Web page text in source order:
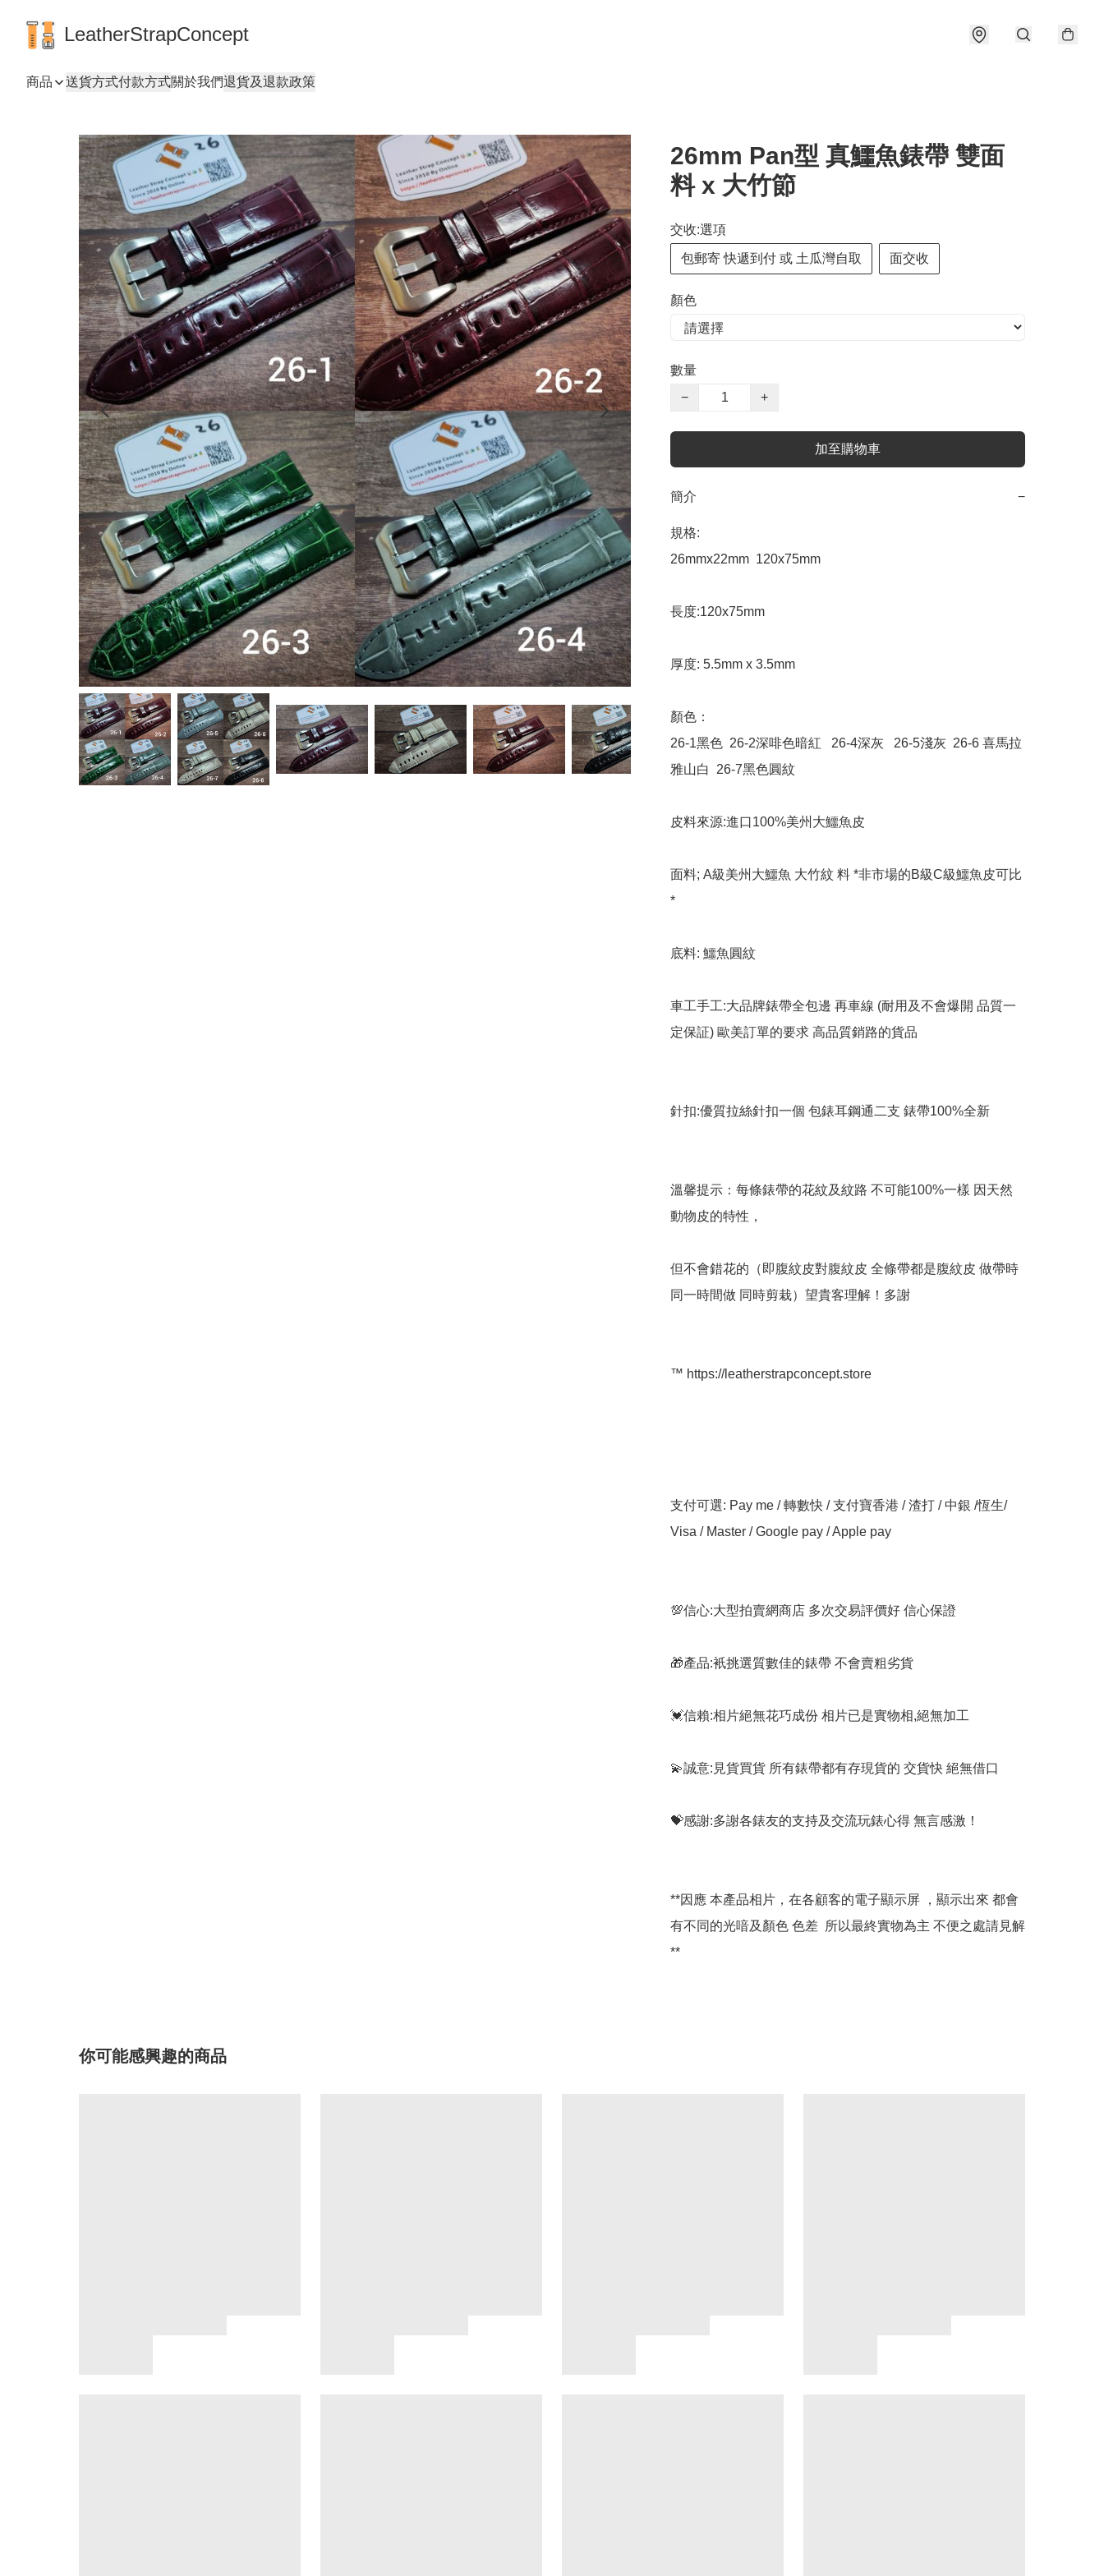
LeatherStrapConcept
商品 送貨方式付款方式關於我們退貨及退款政策
26mm Pan型 真鱷魚錶帶 雙面
料 x 大竹節
交收:選項
包郵寄 快遞到付 或 土瓜灣自取 面交收
顏色
數量
−
+
加至購物車
簡介 −
規格:
26mmx22mm  120x75mm
長度:120x75mm
厚度: 5.5mm x 3.5mm
顏色：
26-1黑色  26-2深啡色暗紅   26-4深灰   26-5淺灰  26-6 喜馬拉
雅山白  26-7黑色圓紋
皮料來源:進口100%美州大鱷魚皮
面料; A級美州大鱷魚 大竹紋 料 *非市場的B級C級鱷魚皮可比
*
底料: 鱷魚圓紋
車工手工:大品牌錶帶全包邊 再車線 (耐用及不會爆開 品質一
定保証) 歐美訂單的要求 高品質銷路的貨品
針扣:優質拉絲針扣一個 包錶耳鋼通二支 錶帶100%全新
溫馨提示：每條錶帶的花紋及紋路 不可能100%一樣 因天然
動物皮的特性，
但不會錯花的（即腹紋皮對腹紋皮 全條帶都是腹紋皮 做帶時
同一時間做 同時剪栽）望貴客理解！多謝
™️ https://leatherstrapconcept.store
支付可選: Pay me / 轉數快 / 支付寶香港 / 渣打 / 中銀 /恆生/
Visa / Master / Google pay / Apple pay
💯信心:大型拍賣網商店 多次交易評價好 信心保證
🎁產品:衹挑選質數佳的錶帶 不會賣粗劣貨
💓信賴:相片絕無花巧成份 相片已是實物相,絕無加工
💫誠意:見貨買貨 所有錶帶都有存現貨的 交貨快 絕無借口
💝感謝:多謝各錶友的支持及交流玩錶心得 無言感激！
**因應 本產品相片，在各顧客的電子顯示屏 ，顯示出來 都會
有不同的光喑及顏色 色差  所以最終實物為主 不便之處請見解
你可能感興趣的商品